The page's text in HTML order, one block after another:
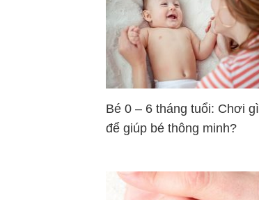
Bé 0 – 6 tháng tuổi: Chơi gì
để giúp bé thông minh?